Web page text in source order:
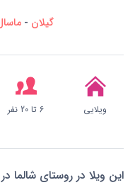
گیلان- ماسال
ویلایی 6 تا 20 نفر